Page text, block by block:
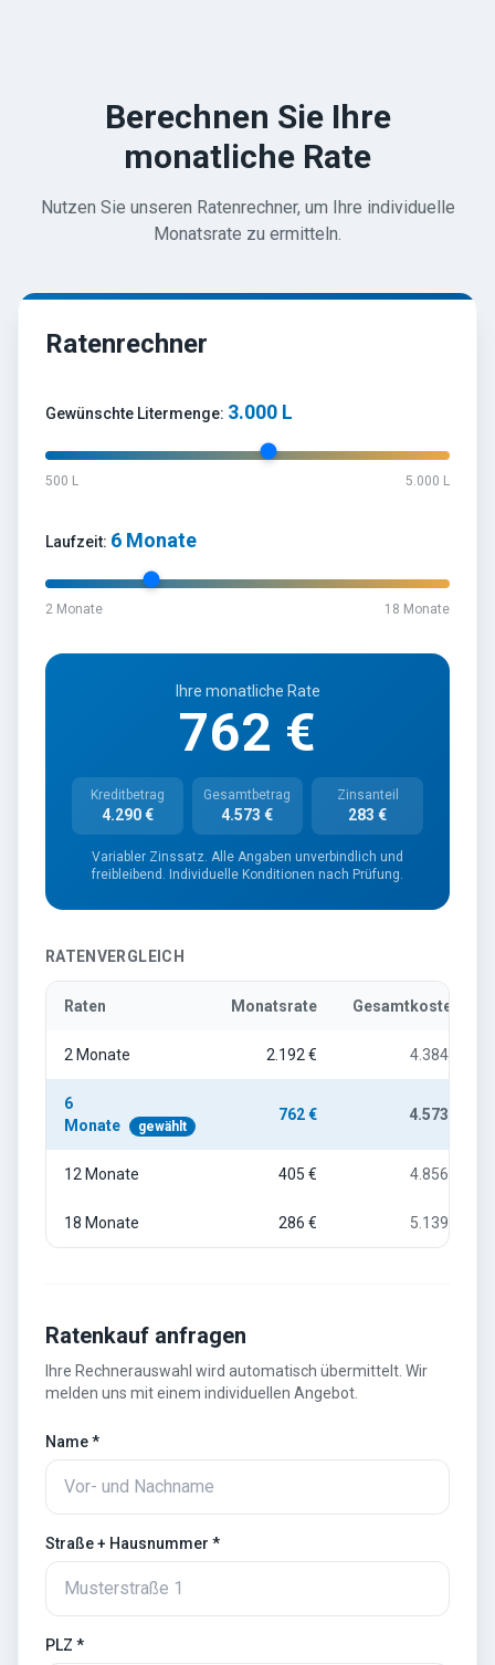
Berechnen Sie Ihre
monatliche Rate
Nutzen Sie unseren Ratenrechner, um Ihre individuelle
Monatsrate zu ermitteln.
Ratenrechner
Gewünschte Litermenge: 3.000 L
500 L 5.000 L
Laufzeit: 6 Monate
2 Monate 18 Monate
Ihre monatliche Rate
762 €
Kreditbetrag
4.290 €
Gesamtbetrag
4.573 €
Zinsanteil
283 €
Variabler Zinssatz. Alle Angaben unverbindlich und
freibleibend. Individuelle Konditionen nach Prüfung.
RATENVERGLEICH
Raten Monatsrate Gesamtkosten
2 Monate 2.192 € 4.384 €
6
Monate
gewählt
762 € 4.573 €
12 Monate 405 € 4.856 €
18 Monate 286 € 5.139 €
Ratenkauf anfragen
Ihre Rechnerauswahl wird automatisch übermittelt. Wir
melden uns mit einem individuellen Angebot.
Name *
Straße + Hausnummer *
PLZ *